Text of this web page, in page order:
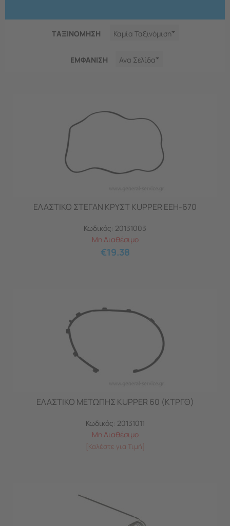
ΤΑΞΙΝΟΜΗΣΗ Καμία Ταξινόμιση
ΕΜΦΑNΙΣΗ Ανα Σελίδα
ΕΛΑΣΤΙΚΟ ΣΤΕΓΑΝ ΚΡΥΣΤ KUPPER EEH-670
Κωδικός: 20131003
Μη Διαθέσιμο
€19.38
ΕΛΑΣΤΙΚΟ ΜΕΤΩΠΗΣ KUPPER 60 (ΚΤΡΓΘ)
Κωδικός: 20131011
Μη Διαθέσιμο
[Καλέστε για Τιμή]